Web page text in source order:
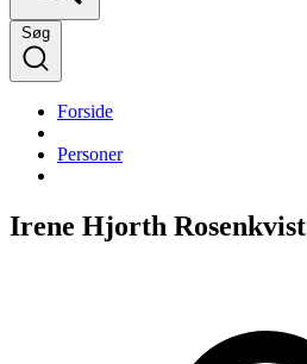
Søg
Forside
Personer
Irene Hjorth Rosenkvist